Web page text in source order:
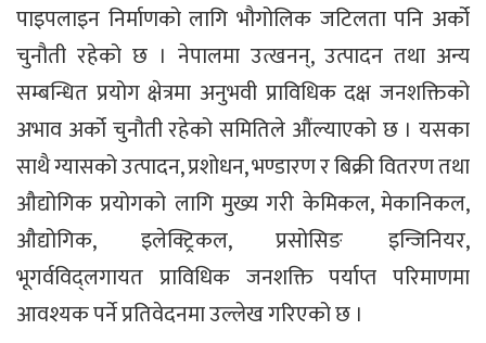
पाइपलाइन निर्माणको लागि भौगोलिक जटिलता पनि अर्को
चुनौती रहेको छ । नेपालमा उत्खनन्, उत्पादन तथा अन्य
सम्बन्धित प्रयोग क्षेत्रमा अनुभवी प्राविधिक दक्ष जनशक्तिको
अभाव अर्को चुनौती रहेको समितिले औंल्याएको छ । यसका
साथै ग्यासको उत्पादन, प्रशोधन, भण्डारण र बिक्री वितरण तथा
औद्योगिक प्रयोगको लागि मुख्य गरी केमिकल, मेकानिकल,
औद्योगिक, इलेक्ट्रिकल, प्रसोसिङ इन्जिनियर,
भूगर्वविद्लगायत प्राविधिक जनशक्ति पर्याप्त परिमाणमा
आवश्यक पर्ने प्रतिवेदनमा उल्लेख गरिएको छ ।